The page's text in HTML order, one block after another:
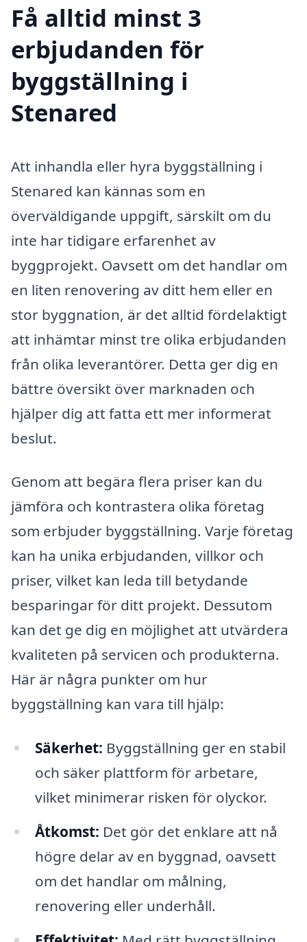
Få alltid minst 3
erbjudanden för
byggställning i
Stenared
Att inhandla eller hyra byggställning i
Stenared kan kännas som en
överväldigande uppgift, särskilt om du
inte har tidigare erfarenhet av
byggprojekt. Oavsett om det handlar om
en liten renovering av ditt hem eller en
stor byggnation, är det alltid fördelaktigt
att inhämtar minst tre olika erbjudanden
från olika leverantörer. Detta ger dig en
bättre översikt över marknaden och
hjälper dig att fatta ett mer informerat
beslut.
Genom att begära flera priser kan du
jämföra och kontrastera olika företag
som erbjuder byggställning. Varje företag
kan ha unika erbjudanden, villkor och
priser, vilket kan leda till betydande
besparingar för ditt projekt. Dessutom
kan det ge dig en möjlighet att utvärdera
kvaliteten på servicen och produkterna.
Här är några punkter om hur
byggställning kan vara till hjälp:
Säkerhet: Byggställning ger en stabil
och säker plattform för arbetare,
vilket minimerar risken för olyckor.
Åtkomst: Det gör det enklare att nå
högre delar av en byggnad, oavsett
om det handlar om målning,
renovering eller underhåll.